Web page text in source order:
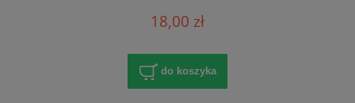
18,00 zł
do koszyka